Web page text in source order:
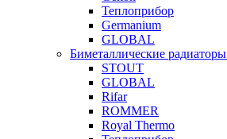
Теплоприбор
Germanium
GLOBAL
Биметаллические радиаторы
STOUT
GLOBAL
Rifar
ROMMER
Royal Thermo